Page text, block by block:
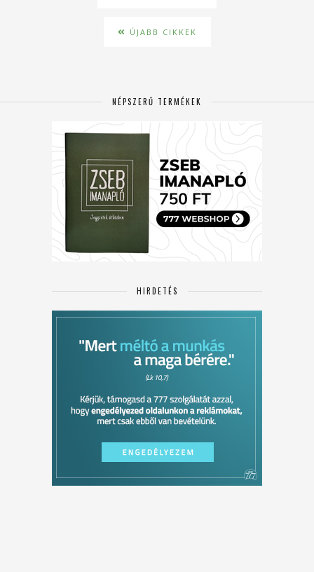
ÚJABB CIKKEK
NÉPSZERŰ TERMÉKEK
HIRDETÉS